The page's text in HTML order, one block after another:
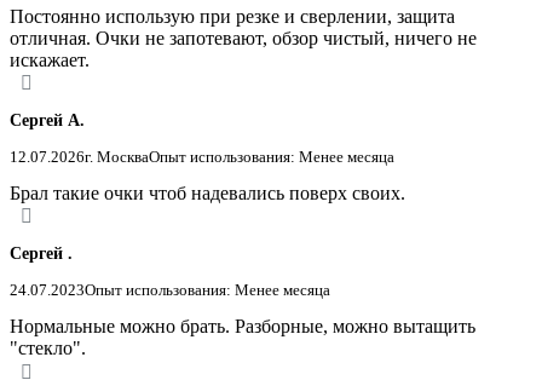
Постоянно использую при резке и сверлении, защита
отличная. Очки не запотевают, обзор чистый, ничего не
искажает.
Сергей А.
12.07.2026г. МоскваОпыт использования: Менее месяца
Брал такие очки чтоб надевались поверх своих.
Сергей .
24.07.2023Опыт использования: Менее месяца
Нормальные можно брать. Разборные, можно вытащить
"стекло".